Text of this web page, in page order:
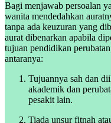
Bagi menjawab persoalan
wanita mendedahkan
tanpa ada keuzuran yang
aurat dibenarkan apabila
tujuan pendidikan
antaranya:
Tujuannya sah dan
akademik dan
pesakit lain.
Tiada unsur fitnah